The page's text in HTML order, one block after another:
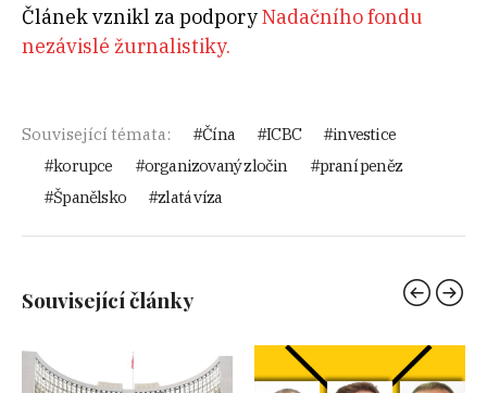
Článek vznikl za podporyNadačního fondu
nezávislé žurnalistiky.
Související témata: Čína ICBC
investice
korupce
organizovaný zločin
praní peněz
Španělsko
zlatá víza
Související články